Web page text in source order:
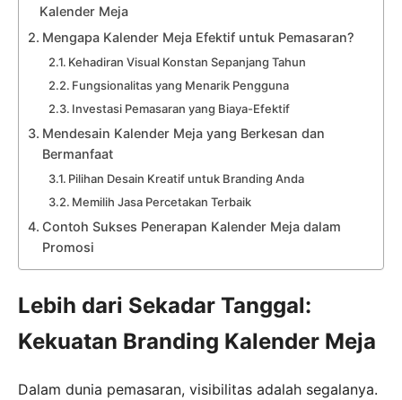
Kalender Meja
Mengapa Kalender Meja Efektif untuk Pemasaran?
Kehadiran Visual Konstan Sepanjang Tahun
Fungsionalitas yang Menarik Pengguna
Investasi Pemasaran yang Biaya-Efektif
Mendesain Kalender Meja yang Berkesan dan
Bermanfaat
Pilihan Desain Kreatif untuk Branding Anda
Memilih Jasa Percetakan Terbaik
Contoh Sukses Penerapan Kalender Meja dalam
Promosi
Lebih dari Sekadar Tanggal:
Kekuatan Branding Kalender Meja
Dalam dunia pemasaran, visibilitas adalah segalanya.